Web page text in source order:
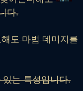
다.
도 마법 데미지를
는 특성입니다.